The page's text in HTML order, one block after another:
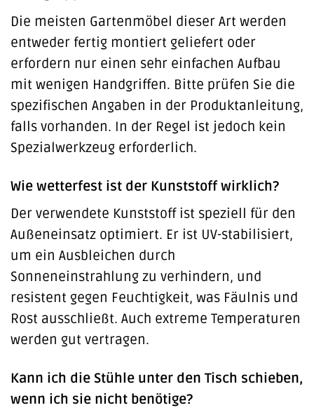
Die meisten Gartenmöbel dieser Art werden
entweder fertig montiert geliefert oder
erfordern nur einen sehr einfachen Aufbau
mit wenigen Handgriffen. Bitte prüfen Sie die
spezifischen Angaben in der Produktanleitung,
falls vorhanden. In der Regel ist jedoch kein
Spezialwerkzeug erforderlich.
Wie wetterfest ist der Kunststoff wirklich?
Der verwendete Kunststoff ist speziell für den
Außeneinsatz optimiert. Er ist UV-stabilisiert,
um ein Ausbleichen durch
Sonneneinstrahlung zu verhindern, und
resistent gegen Feuchtigkeit, was Fäulnis und
Rost ausschließt. Auch extreme Temperaturen
werden gut vertragen.
Kann ich die Stühle unter den Tisch schieben,
wenn ich sie nicht benötige?